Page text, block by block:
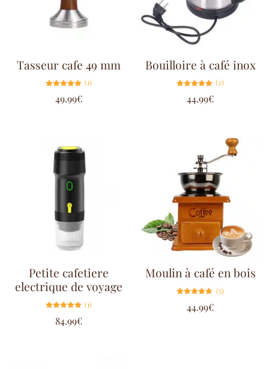
Tasseur cafe 49 mm
5.00
sur 5
(1)
49.99€
Bouilloire à café inox
5.00
sur 5
(2)
44.99€
Petite cafetiere
electrique de voyage
5.00
sur 5
(1)
84.99€
Moulin à café en bois
4.80
sur 5
(5)
44.99€